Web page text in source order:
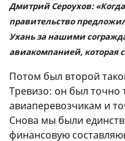
Дмитрий Сероухов:
правительство
Ухань за нашими
авиакомпанией, которая
Потом был второй
Тревизо: он был точно
авиаперевозчикам и
Снова мы были
финансовую